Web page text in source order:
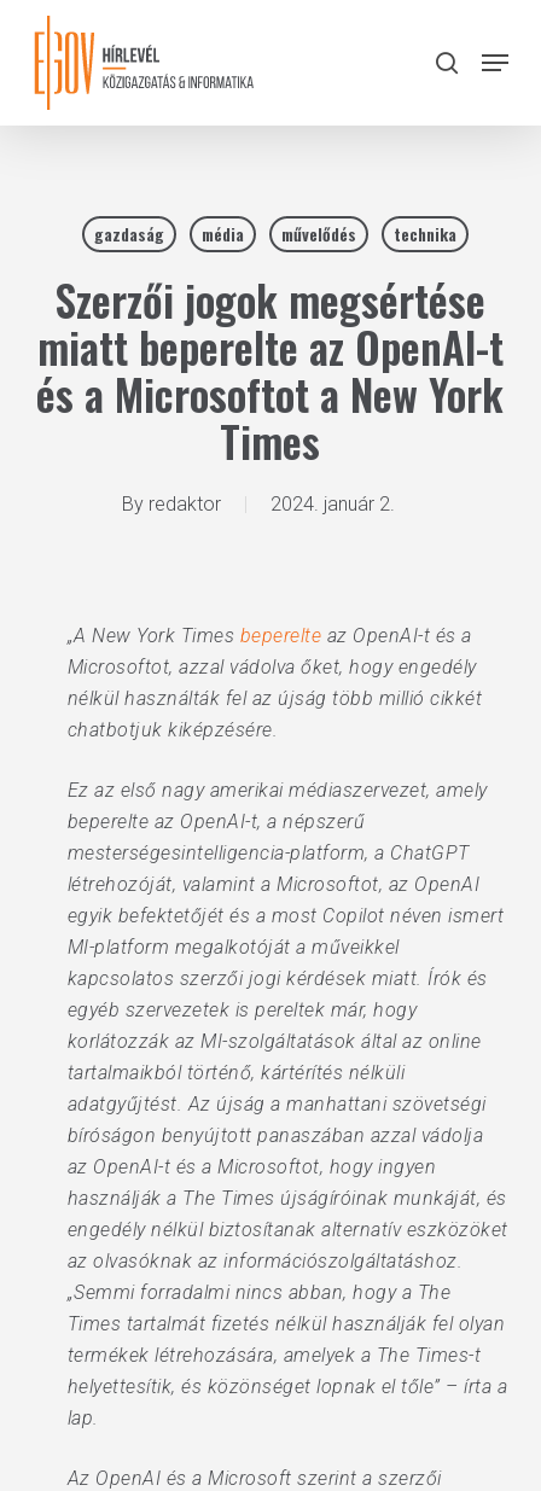
content
search
Menu
gazdaság média művelődés technika
Szerzői jogok megsértése
miatt beperelte az OpenAI-t
és a Microsoftot a New York
Times
By redaktor 2024. január 2.
„A New York Times beperelte az OpenAI-t és a
Microsoftot, azzal vádolva őket, hogy engedély
nélkül használták fel az újság több millió cikkét
chatbotjuk kiképzésére.
Ez az első nagy amerikai médiaszervezet, amely
beperelte az OpenAI-t, a népszerű
mesterségesintelligencia-platform, a ChatGPT
létrehozóját, valamint a Microsoftot, az OpenAI
egyik befektetőjét és a most Copilot néven ismert
MI-platform megalkotóját a műveikkel
kapcsolatos szerzői jogi kérdések miatt. Írók és
egyéb szervezetek is pereltek már, hogy
korlátozzák az MI-szolgáltatások által az online
tartalmaikból történő, kártérítés nélküli
adatgyűjtést. Az újság a manhattani szövetségi
bíróságon benyújtott panaszában azzal vádolja
az OpenAI-t és a Microsoftot, hogy ingyen
használják a The Times újságíróinak munkáját, és
engedély nélkül biztosítanak alternatív eszközöket
az olvasóknak az információszolgáltatáshoz.
„Semmi forradalmi nincs abban, hogy a The
Times tartalmát fizetés nélkül használják fel olyan
termékek létrehozására, amelyek a The Times-t
helyettesítik, és közönséget lopnak el tőle” – írta a
lap.
Az OpenAI és a Microsoft szerint a szerzői
Close